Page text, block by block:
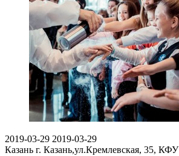
2019-03-29 2019-03-29
Казань г. Казань,ул.Кремлевская, 35, КФУ